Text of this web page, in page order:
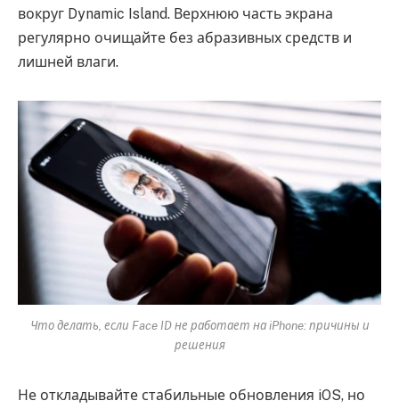
вокруг Dynamic Island. Верхнюю часть экрана
регулярно очищайте без абразивных средств и
лишней влаги.
Что делать, если Face ID не работает на iPhone: причины и
решения
Не откладывайте стабильные обновления iOS, но